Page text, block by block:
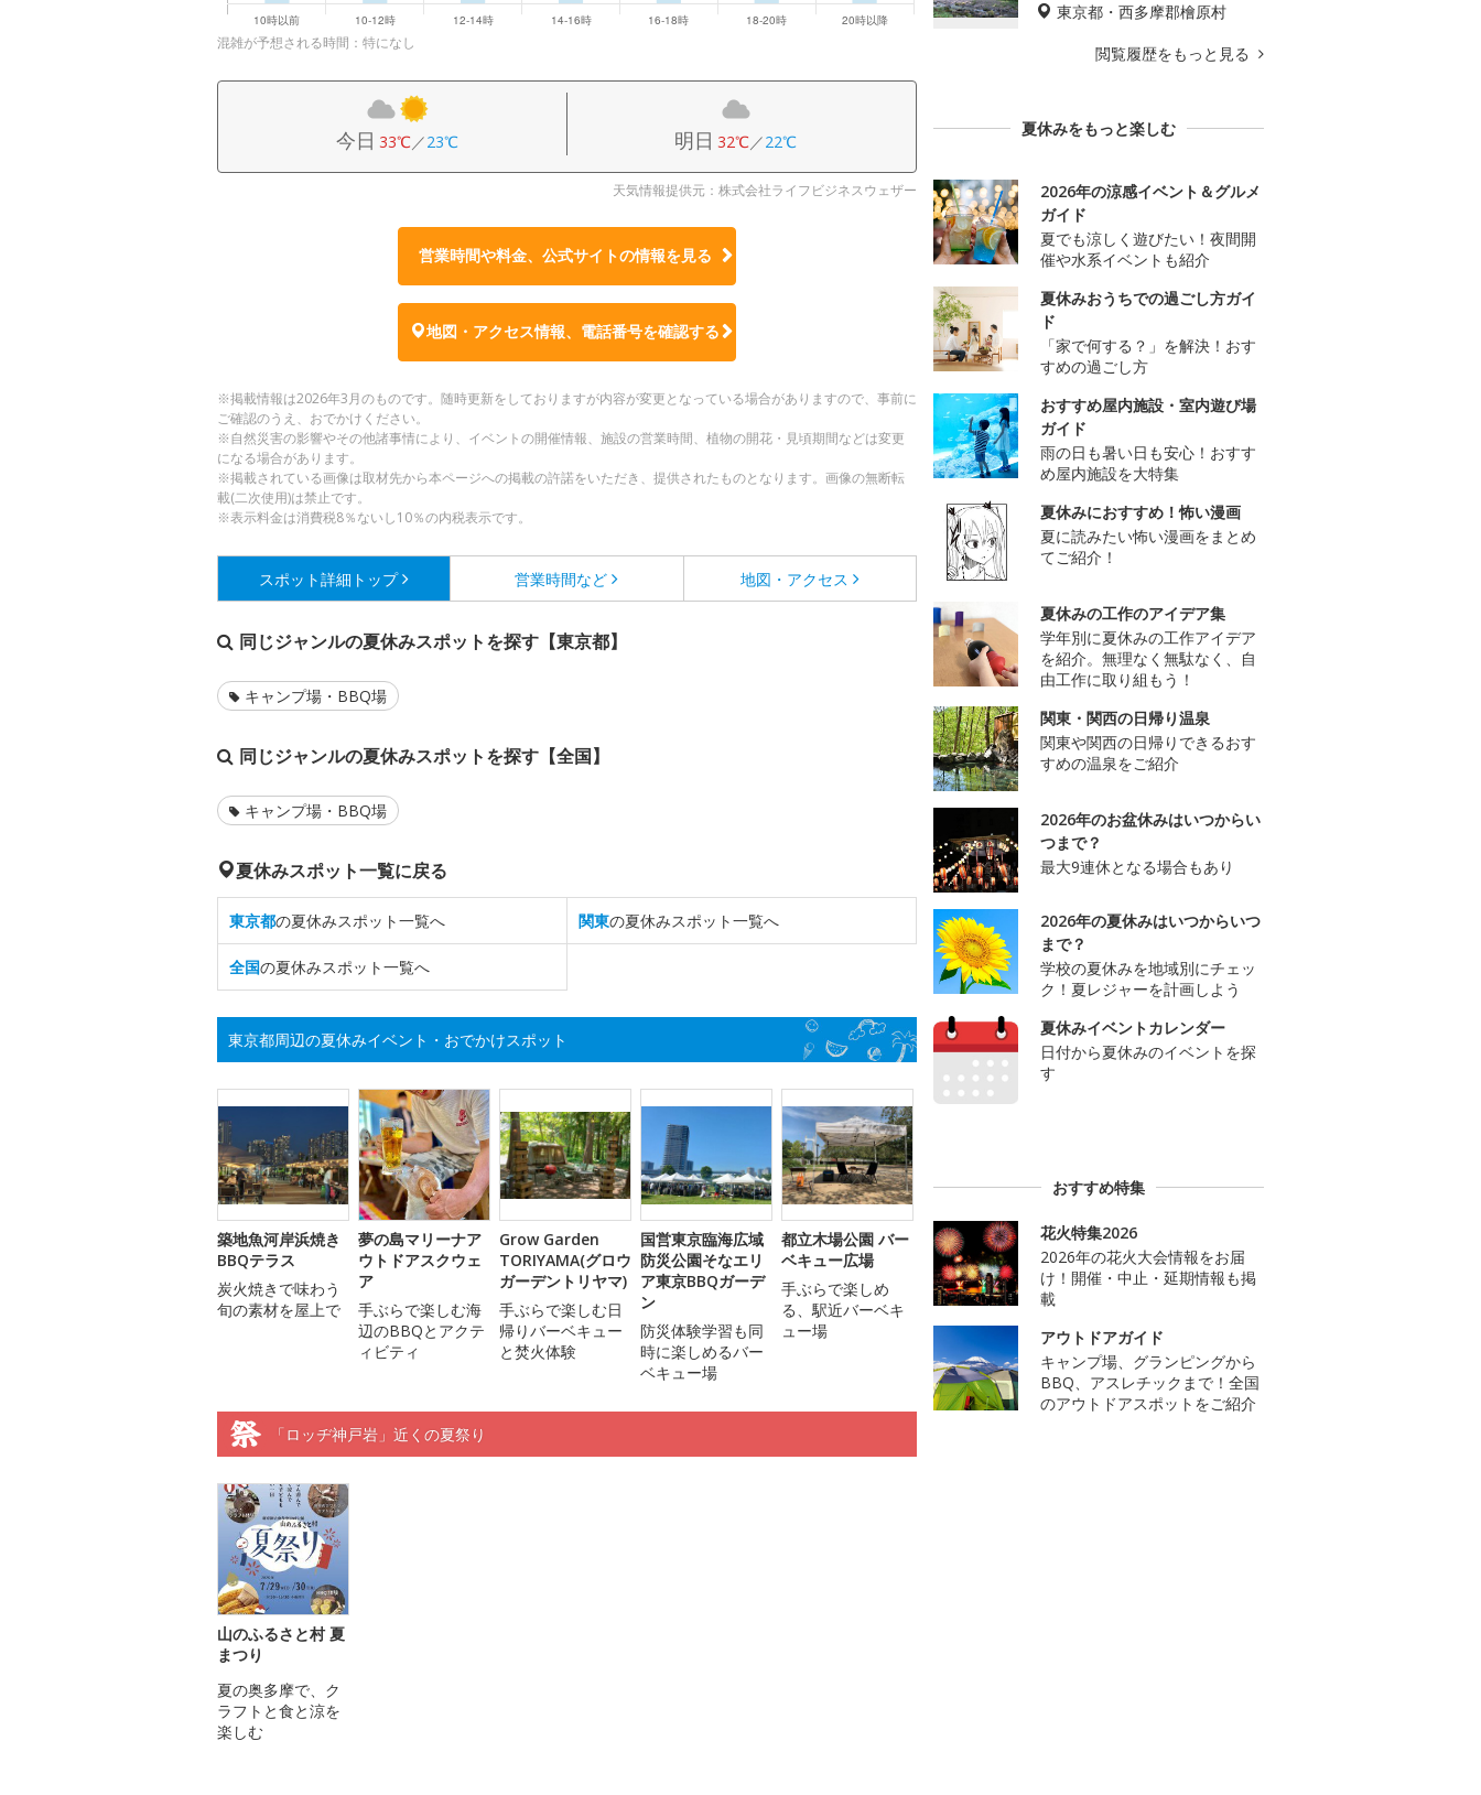
混雑が予想される時間：特になし
今日 33℃／23℃ 明日 32℃／22℃
天気情報提供元：株式会社ライフビジネスウェザー
営業時間や料金、公式サイトの情報を見る
地図・アクセス情報、電話番号を確認する
※掲載情報は2026年3月のものです。随時更新をしておりますが内容が変更となっている場合がありますので、事前に
ご確認のうえ、おでかけください。
※自然災害の影響やその他諸事情により、イベントの開催情報、施設の営業時間、植物の開花・見頃期間などは変更
になる場合があります。
※掲載されている画像は取材先から本ページへの掲載の許諾をいただき、提供されたものとなります。画像の無断転
載(二次使用)は禁止です。
※表示料金は消費税8％ないし10％の内税表示です。
スポット詳細 トップ 営業時間など 地図・アクセス
同じジャンルの夏休みスポットを探す【東京都】
キャンプ場・BBQ場
同じジャンルの夏休みスポットを探す【全国】
キャンプ場・BBQ場
夏休みスポット一覧に戻る
東京都の夏休みスポット一覧へ 関東の夏休みスポット一覧へ
全国の夏休みスポット一覧へ
東京都周辺の夏休みイベント・おでかけスポット
築地魚河岸浜焼き
BBQテラス
炭火焼きで味わう
旬の素材を屋上で
夢の島マリーナア
ウトドアスクウェ
ア
手ぶらで楽しむ海
辺のBBQとアクテ
ィビティ
Grow Garden
TORIYAMA(グロウ
ガーデントリヤマ)
手ぶらで楽しむ日
帰りバーベキュー
と焚火体験
国営東京臨海広域
防災公園そなエリ
ア東京BBQガーデ
ン
防災体験学習も同
時に楽しめるバー
ベキュー場
都立木場公園 バー
ベキュー広場
手ぶらで楽しめ
る、駅近バーベキ
ュー場
「ロッヂ神戸岩」近くの夏祭り
山のふるさと村 夏
まつり
夏の奥多摩で、ク
ラフトと食と涼を
楽しむ
東京都・西多摩郡檜原村
閲覧履歴をもっと見る
夏休みをもっと楽しむ
2026年の涼感イベント＆グルメ
ガイド
夏でも涼しく遊びたい！夜間開
催や水系イベントも紹介
夏休みおうちでの過ごし方ガイ
ド
「家で何する？」を解決！おす
すめの過ごし方
おすすめ屋内施設・室内遊び場
ガイド
雨の日も暑い日も安心！おすす
め屋内施設を大特集
夏休みにおすすめ！怖い漫画
夏に読みたい怖い漫画をまとめ
てご紹介！
夏休みの工作のアイデア集
学年別に夏休みの工作アイデア
を紹介。無理なく無駄なく、自
由工作に取り組もう！
関東・関西の日帰り温泉
関東や関西の日帰りできるおす
すめの温泉をご紹介
2026年のお盆休みはいつからい
つまで？
最大9連休となる場合もあり
2026年の夏休みはいつからいつ
まで？
学校の夏休みを地域別にチェッ
ク！夏レジャーを計画しよう
夏休みイベントカレンダー
日付から夏休みのイベントを探
す
おすすめ特集
花火特集2026
2026年の花火大会情報をお届
け！開催・中止・延期情報も掲
載
アウトドアガイド
キャンプ場、グランピングから
BBQ、アスレチックまで！全国
のアウトドアスポットをご紹介